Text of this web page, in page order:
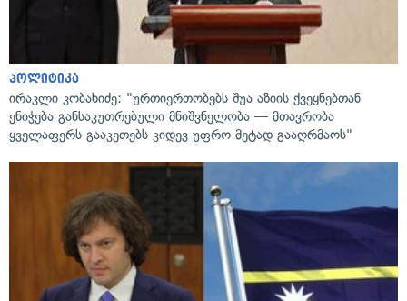
პოლიტიკა
ირაკლი კობახიძე: "ურთიერთობებს შუა აზიის ქვეყნებთან
ენიჭება განსაკუთრებული მნიშვნელობა — მთავრობა
ყველაფერს გააკეთებს კიდევ უფრო მეტად გააღრმაოს"